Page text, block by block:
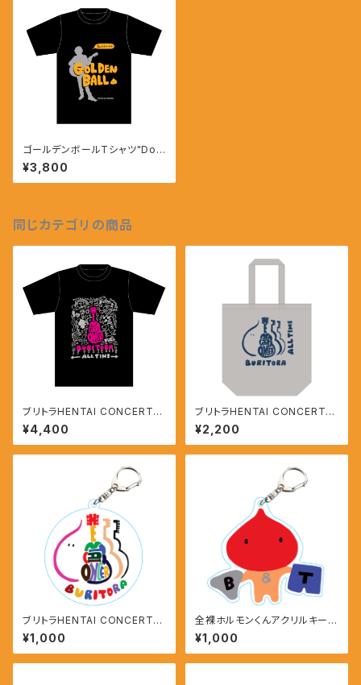
ゴールデンボールTシャツ"Do
n't kick me"
¥3,800
同じカテゴリの商品
ブリトラHENTAI CONCERTス
ペシャルTシャツ
¥4,400
ブリトラHENTAI CONCERTト
ートバッグ
¥2,200
ブリトラHENTAI CONCERTア
クリルキーホルダー
¥1,000
全裸ホルモンくんアクリルキーホ
ルダー
¥1,000